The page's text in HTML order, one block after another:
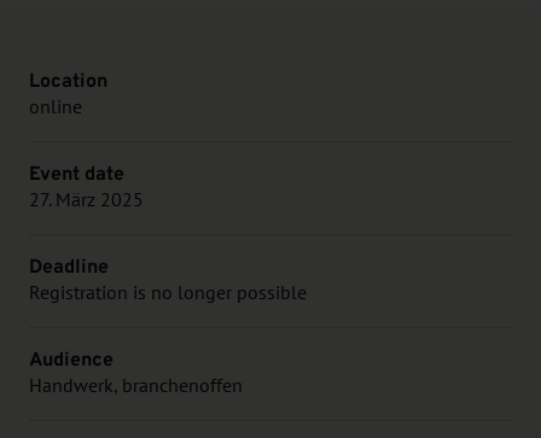
Location
online
Event date
27. März 2025
Deadline
Registration is no longer possible
Audience
Handwerk, branchenoffen